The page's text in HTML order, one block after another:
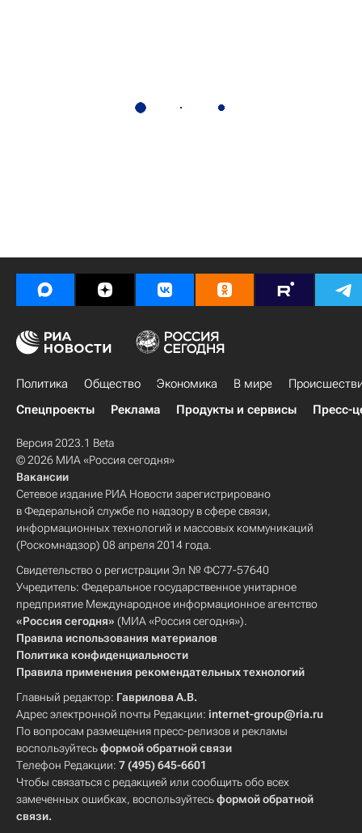
Политика Общество Экономика В мире
Спецпроекты
Реклама Продукты и сервисы Пресс-
Версия 2023.1 Beta
© 2026 МИА «Россия сегодня»
Вакансии
Сетевое издание РИА Новости зарегистрировано
в Федеральной службе по надзору в сфере связи,
информационных технологий и массовых коммуникаций
(Роскомнадзор) 08 апреля 2014 года.
Свидетельство о регистрации Эл № ФС77-57640
Учредитель: Федеральное государственное унитарное
предприятие Международное информационное агентство
«Россия сегодня» (МИА «Россия сегодня»).
Правила использования материалов
Политика конфиденциальности
Правила применения рекомендательных технологий
Главный редактор: Гаврилова А.В.
Адрес электронной почты Редакции: internet-group@ria.ru
По вопросам размещения пресс-релизов и рекламы
воспользуйтесьформой обратной связи
Телефон Редакции: 7 (495) 645-6601
Чтобы связаться с редакцией или сообщить обо всех
замеченных ошибках, воспользуйтесьформой обратной
связи.